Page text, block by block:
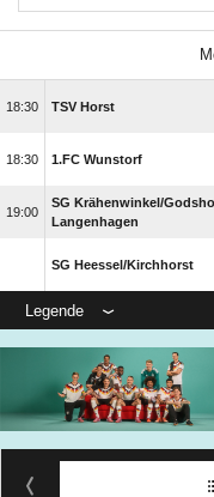
 TSV Horst
 1.FC Wunstorf

SG Krähenwinkel/​
Langenhagen
SG Heessel/​Kirchhorst
Legende